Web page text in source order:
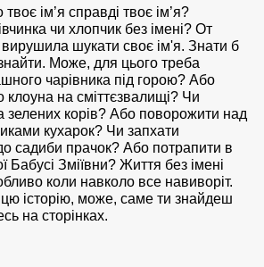
ім’я справді твоє ім’я?
чи хлопчик без імені? От
вирушила шукати своє ім'я. Знати б
знайти. Може, для цього треба
чарівника під горою? Або
клоуна на сміттєзвалищі? Чи
корів? Або поворожити над
кухарок? Чи запхати
садиби прачок? Або потрапити в
Бабусі Зміївни? Життя без імені
коли навколо все навиворіт.
цю історію, може, саме ти знайдеш
на сторінках.